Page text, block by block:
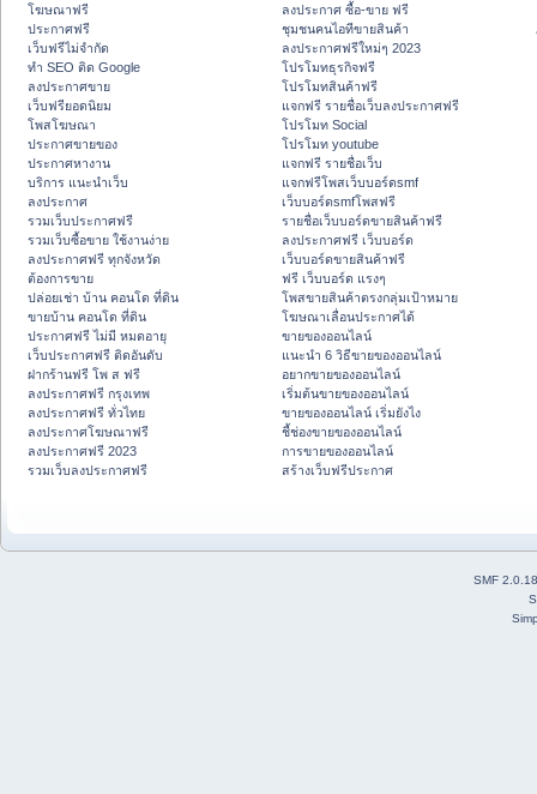
โฆษณาฟรี
ประกาศฟรี
เว็บฟรีไม่จำกัด
ทำ SEO ติด Google
ลงประกาศขาย
เว็บฟรียอดนิยม
โพสโฆษณา
ประกาศขายของ
ประกาศหางาน
บริการ แนะนำเว็บ
ลงประกาศ
รวมเว็บประกาศฟรี
รวมเว็บซื้อขาย ใช้งานง่าย
ลงประกาศฟรี ทุกจังหวัด
ต้องการขาย
ปล่อยเช่า บ้าน คอนโด ที่ดิน
ขายบ้าน คอนโด ที่ดิน
ประกาศฟรี ไม่มี หมดอายุ
เว็บประกาศฟรี ติดอันดับ
ฝากร้านฟรี โพ ส ฟรี
ลงประกาศฟรี กรุงเทพ
ลงประกาศฟรี ทั่วไทย
ลงประกาศโฆษณาฟรี
ลงประกาศฟรี 2023
รวมเว็บลงประกาศฟรี
ลงประกาศ ซื้อ-ขาย ฟรี
ชุมชนคนไอทีขายสินค้า
ลงประกาศฟรีใหม่ๆ 2023
โปรโมทธุรกิจฟรี
โปรโมทสินค้าฟรี
แจกฟรี รายชื่อเว็บลงประกาศฟรี
โปรโมท Social
โปรโมท youtube
แจกฟรี รายชื่อเว็บ
แจกฟรีโพสเว็บบอร์ดsmf
เว็บบอร์ดsmfโพสฟรี
รายชื่อเว็บบอร์ดขายสินค้าฟรี
ลงประกาศฟรี เว็บบอร์ด
เว็บบอร์ดขายสินค้าฟรี
ฟรี เว็บบอร์ด แรงๆ
โพสขายสินค้าตรงกลุ่มเป้าหมาย
โฆษณาเลื่อนประกาศได้
ขายของออนไลน์
แนะนำ 6 วิธีขายของออนไลน์
อยากขายของออนไลน์
เริ่มต้นขายของออนไลน์
ขายของออนไลน์ เริ่มยังไง
ชี้ช่องขายของออนไลน์
การขายของออนไลน์
สร้างเว็บฟรีประกาศ
SMF 2.0.18